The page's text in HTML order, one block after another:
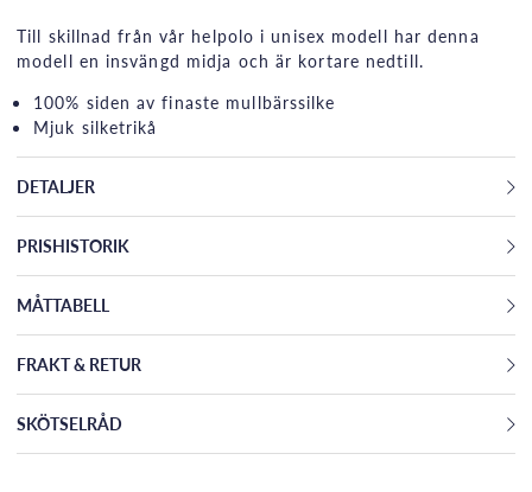
Till skillnad från vår helpolo i unisex modell har denna
modell en insvängd midja och är kortare nedtill.
100% siden av finaste mullbärssilke
Mjuk silketrikå
DETALJER
PRISHISTORIK
MÅTTABELL
FRAKT & RETUR
SKÖTSELRÅD